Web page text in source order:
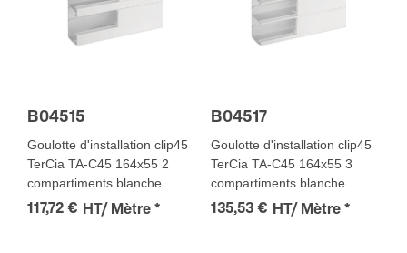
B04515
Goulotte d'installation clip45
TerCia TA-C45 164x55 2
compartiments blanche
117,72 € HT/ Mètre *
B04517
Goulotte d'installation clip45
TerCia TA-C45 164x55 3
compartiments blanche
135,53 € HT/ Mètre *